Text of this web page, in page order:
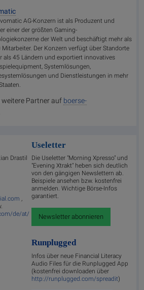
AG-Konzern ist als Produzent und
einer der größten Gaming-
der Welt und beschäftigt mehr als
Mitarbeiter. Der Konzern verfügt über Standorte
als 45 Ländern und exportiert innovatives
Systemlösungen,
und Dienstleistungen in mehr
weitere Partner auf boerse-
Drastil
de/at/
Useletter
Die Useletter "Morning Xpresso" und
"Evening Xtrakt" heben sich deutlich
von den gängigen Newslettern ab.
Beispiele ansehen bzw. kostenfrei
anmelden. Wichtige Börse-Infos
garantiert.
Newsletter abonnieren
Runplugged
Infos über neue Financial Literacy
Audio Files für die Runplugged App
(kostenfrei downloaden über
http://runplugged.com/spreadit)